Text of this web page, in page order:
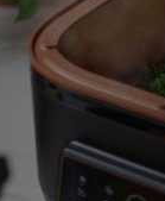
Aktywne
lub dostęp do
Lista Zaufanych